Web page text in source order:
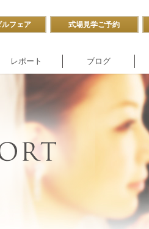
ルフェア 式場見学ご予約
レポート ブログ